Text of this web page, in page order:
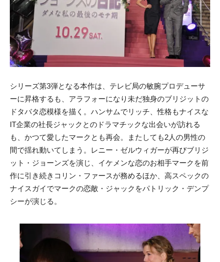
シリーズ第3弾となる本作は、テレビ局の敏腕プロデューサ
ーに昇格するも、アラフォーになり未だ独身のブリジットの
ドタバタ恋模様を描く。ハンサムでリッチ、性格もナイスな
IT企業の社長ジャックとのドラマチックな出会いが訪れる
も、かつて愛したマークとも再会。またしても2人の男性の
間で揺れ動いてしまう。レニー・ゼルウィガーが再びブリジ
ット・ジョーンズを演じ、イケメンな恋のお相手マークを前
作に引き続きコリン・ファースが務めるほか、高スペックの
ナイスガイでマークの恋敵・ジャックをパトリック・デンプ
シーが演じる。